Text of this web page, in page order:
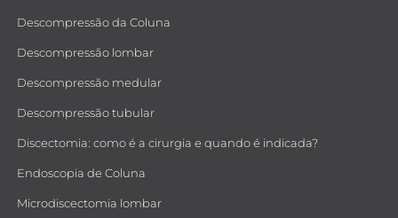
Descompressão da Coluna
Descompressão lombar
Descompressão medular
Descompressão tubular
Discectomia: como é a cirurgia e quando é indicada?
Endoscopia de Coluna
Microdiscectomia lombar